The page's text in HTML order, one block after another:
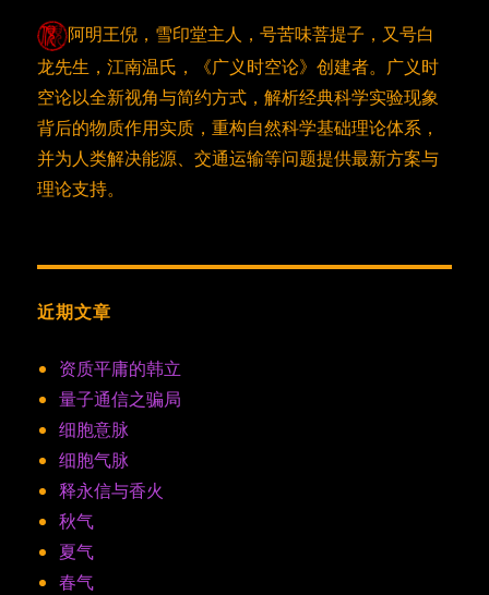
阿明王倪，雪印堂主人，号苦味菩提子，又号白
龙先生，江南温氏，《广义时空论》创建者。广义时
空论以全新视角与简约方式，解析经典科学实验现象
背后的物质作用实质，重构自然科学基础理论体系，
并为人类解决能源、交通运输等问题提供最新方案与
理论支持。
近期文章
资质平庸的韩立
量子通信之骗局
细胞意脉
细胞气脉
释永信与香火
秋气
夏气
春气